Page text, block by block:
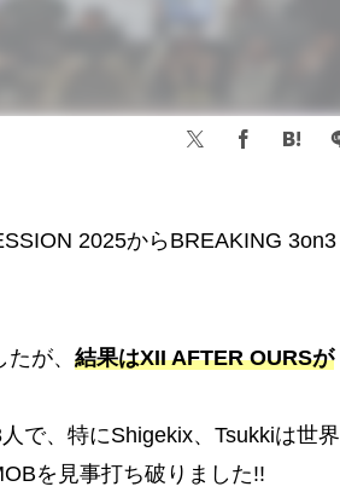
2025からBREAKING 3on3
が、 結果はXII AFTER OURSが
で、特にShigekix、Tsukkiは世界
を見事打ち破りました!!